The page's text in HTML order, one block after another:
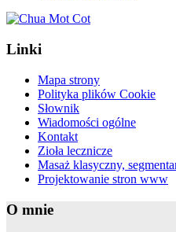
Linki
Mapa strony
Polityka plików Cookie
Słownik
Wiadomości ogólne
Kontakt
Zioła lecznicze
Masaż klasyczny,
Projektowanie stron www
O mnie